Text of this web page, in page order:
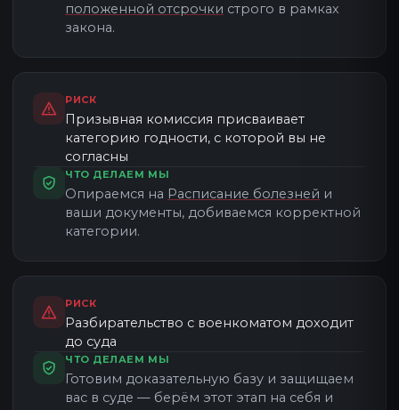
положенной отсрочки строго в рамках
закона.
РИСК
Призывная комиссия присваивает
категорию годности, с которой вы не
согласны
ЧТО ДЕЛАЕМ МЫ
Опираемся на Расписание болезней и
ваши документы, добиваемся корректной
категории.
РИСК
Разбирательство с военкоматом доходит
до суда
ЧТО ДЕЛАЕМ МЫ
Готовим доказательную базу и защищаем
вас в суде — берём этот этап на себя и
Юрист по военному праву